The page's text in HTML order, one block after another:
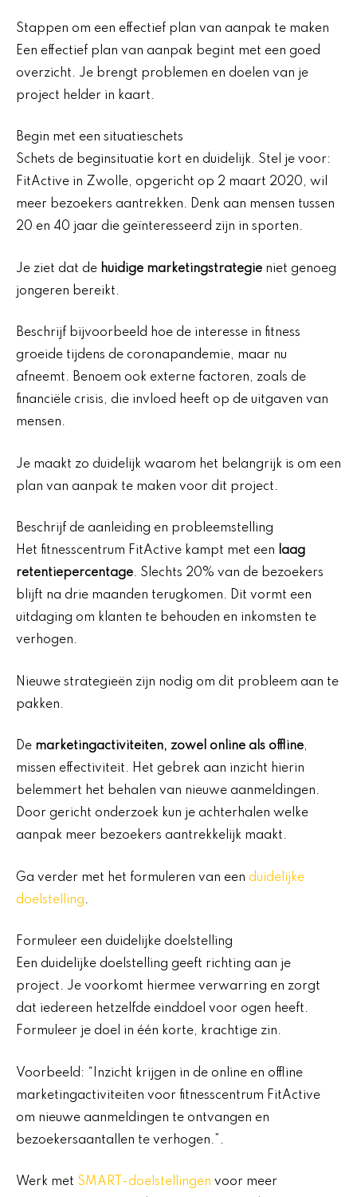
Stappen om een effectief plan van aanpak te maken
Een effectief plan van aanpak begint met een goed
overzicht. Je brengt problemen en doelen van je
project helder in kaart.
Begin met een situatieschets
Schets de beginsituatie kort en duidelijk. Stel je voor:
FitActive in Zwolle, opgericht op 2 maart 2020, wil
meer bezoekers aantrekken. Denk aan mensen tussen
20 en 40 jaar die geïnteresseerd zijn in sporten.
Je ziet dat de huidige marketingstrategie niet genoeg
jongeren bereikt.
Beschrijf bijvoorbeeld hoe de interesse in fitness
groeide tijdens de coronapandemie, maar nu
afneemt. Benoem ook externe factoren, zoals de
financiële crisis, die invloed heeft op de uitgaven van
mensen.
Je maakt zo duidelijk waarom het belangrijk is om een
plan van aanpak te maken voor dit project.
Beschrijf de aanleiding en probleemstelling
Het fitnesscentrum FitActive kampt met een
laag
retentiepercentage. Slechts 20% van de bezoekers
blijft na drie maanden terugkomen. Dit vormt een
uitdaging om klanten te behouden en inkomsten te
verhogen.
Nieuwe strategieën zijn nodig om dit probleem aan te
pakken.
De marketingactiviteiten, zowel online als offline,
missen effectiviteit. Het gebrek aan inzicht hierin
belemmert het behalen van nieuwe aanmeldingen.
Door gericht onderzoek kun je achterhalen welke
aanpak meer bezoekers aantrekkelijk maakt.
Ga verder met het formuleren van een duidelijke
doelstelling.
Formuleer een duidelijke doelstelling
Een duidelijke doelstelling geeft richting aan je
project. Je voorkomt hiermee verwarring en zorgt
dat iedereen hetzelfde einddoel voor ogen heeft.
Formuleer je doel in één korte, krachtige zin.
Voorbeeld: “Inzicht krijgen in de online en offline
marketingactiviteiten voor fitnesscentrum FitActive
om nieuwe aanmeldingen te ontvangen en
bezoekersaantallen te verhogen.”.
Werk met SMART-doelstellingen voor meer